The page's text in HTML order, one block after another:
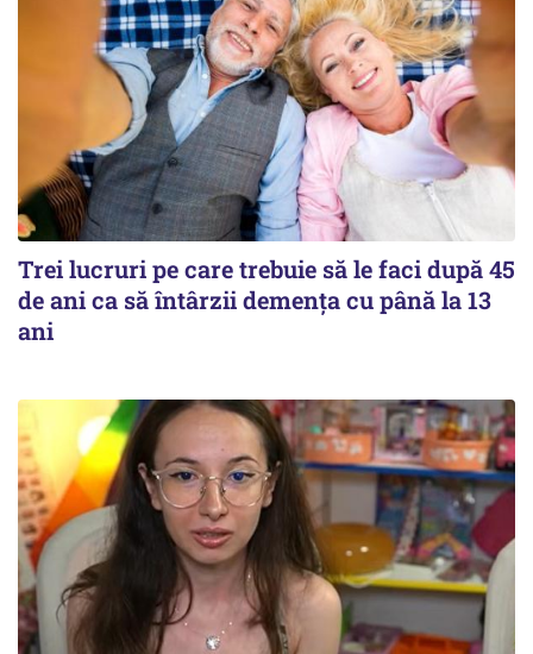
Trei lucruri pe care trebuie să le faci după 45
de ani ca să întârzii demența cu până la 13
ani